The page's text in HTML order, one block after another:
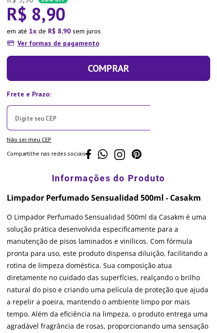
R$ 8,90
em até 1 de R$ 8,90 sem juros
Ver formas de pagamento
COMPRAR
Não sei meu CEP
Compartilhe nas redes sociais
Limpador Perfumado Sensualidad 500ml - Casakm
O Limpador Perfumado Sensualidad 500ml da Casakm é uma
solução prática desenvolvida especificamente para a
manutenção de pisos laminados e vinílicos. Com fórmula
pronta para uso, este produto dispensa diluição, facilitando a
rotina de limpeza doméstica. Sua composição atua
diretamente no cuidado das superfícies, realçando o brilho
natural do piso e criando uma película de proteção que ajuda
a repelir a poeira, mantendo o ambiente limpo por mais
tempo. Além da eficiência na limpeza, o produto entrega uma
agradável fragrância de rosas, proporcionando uma sensação